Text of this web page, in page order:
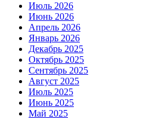
Июль 2026
Июнь 2026
Апрель 2026
Январь 2026
Декабрь 2025
Октябрь 2025
Сентябрь 2025
Август 2025
Июль 2025
Июнь 2025
Май 2025